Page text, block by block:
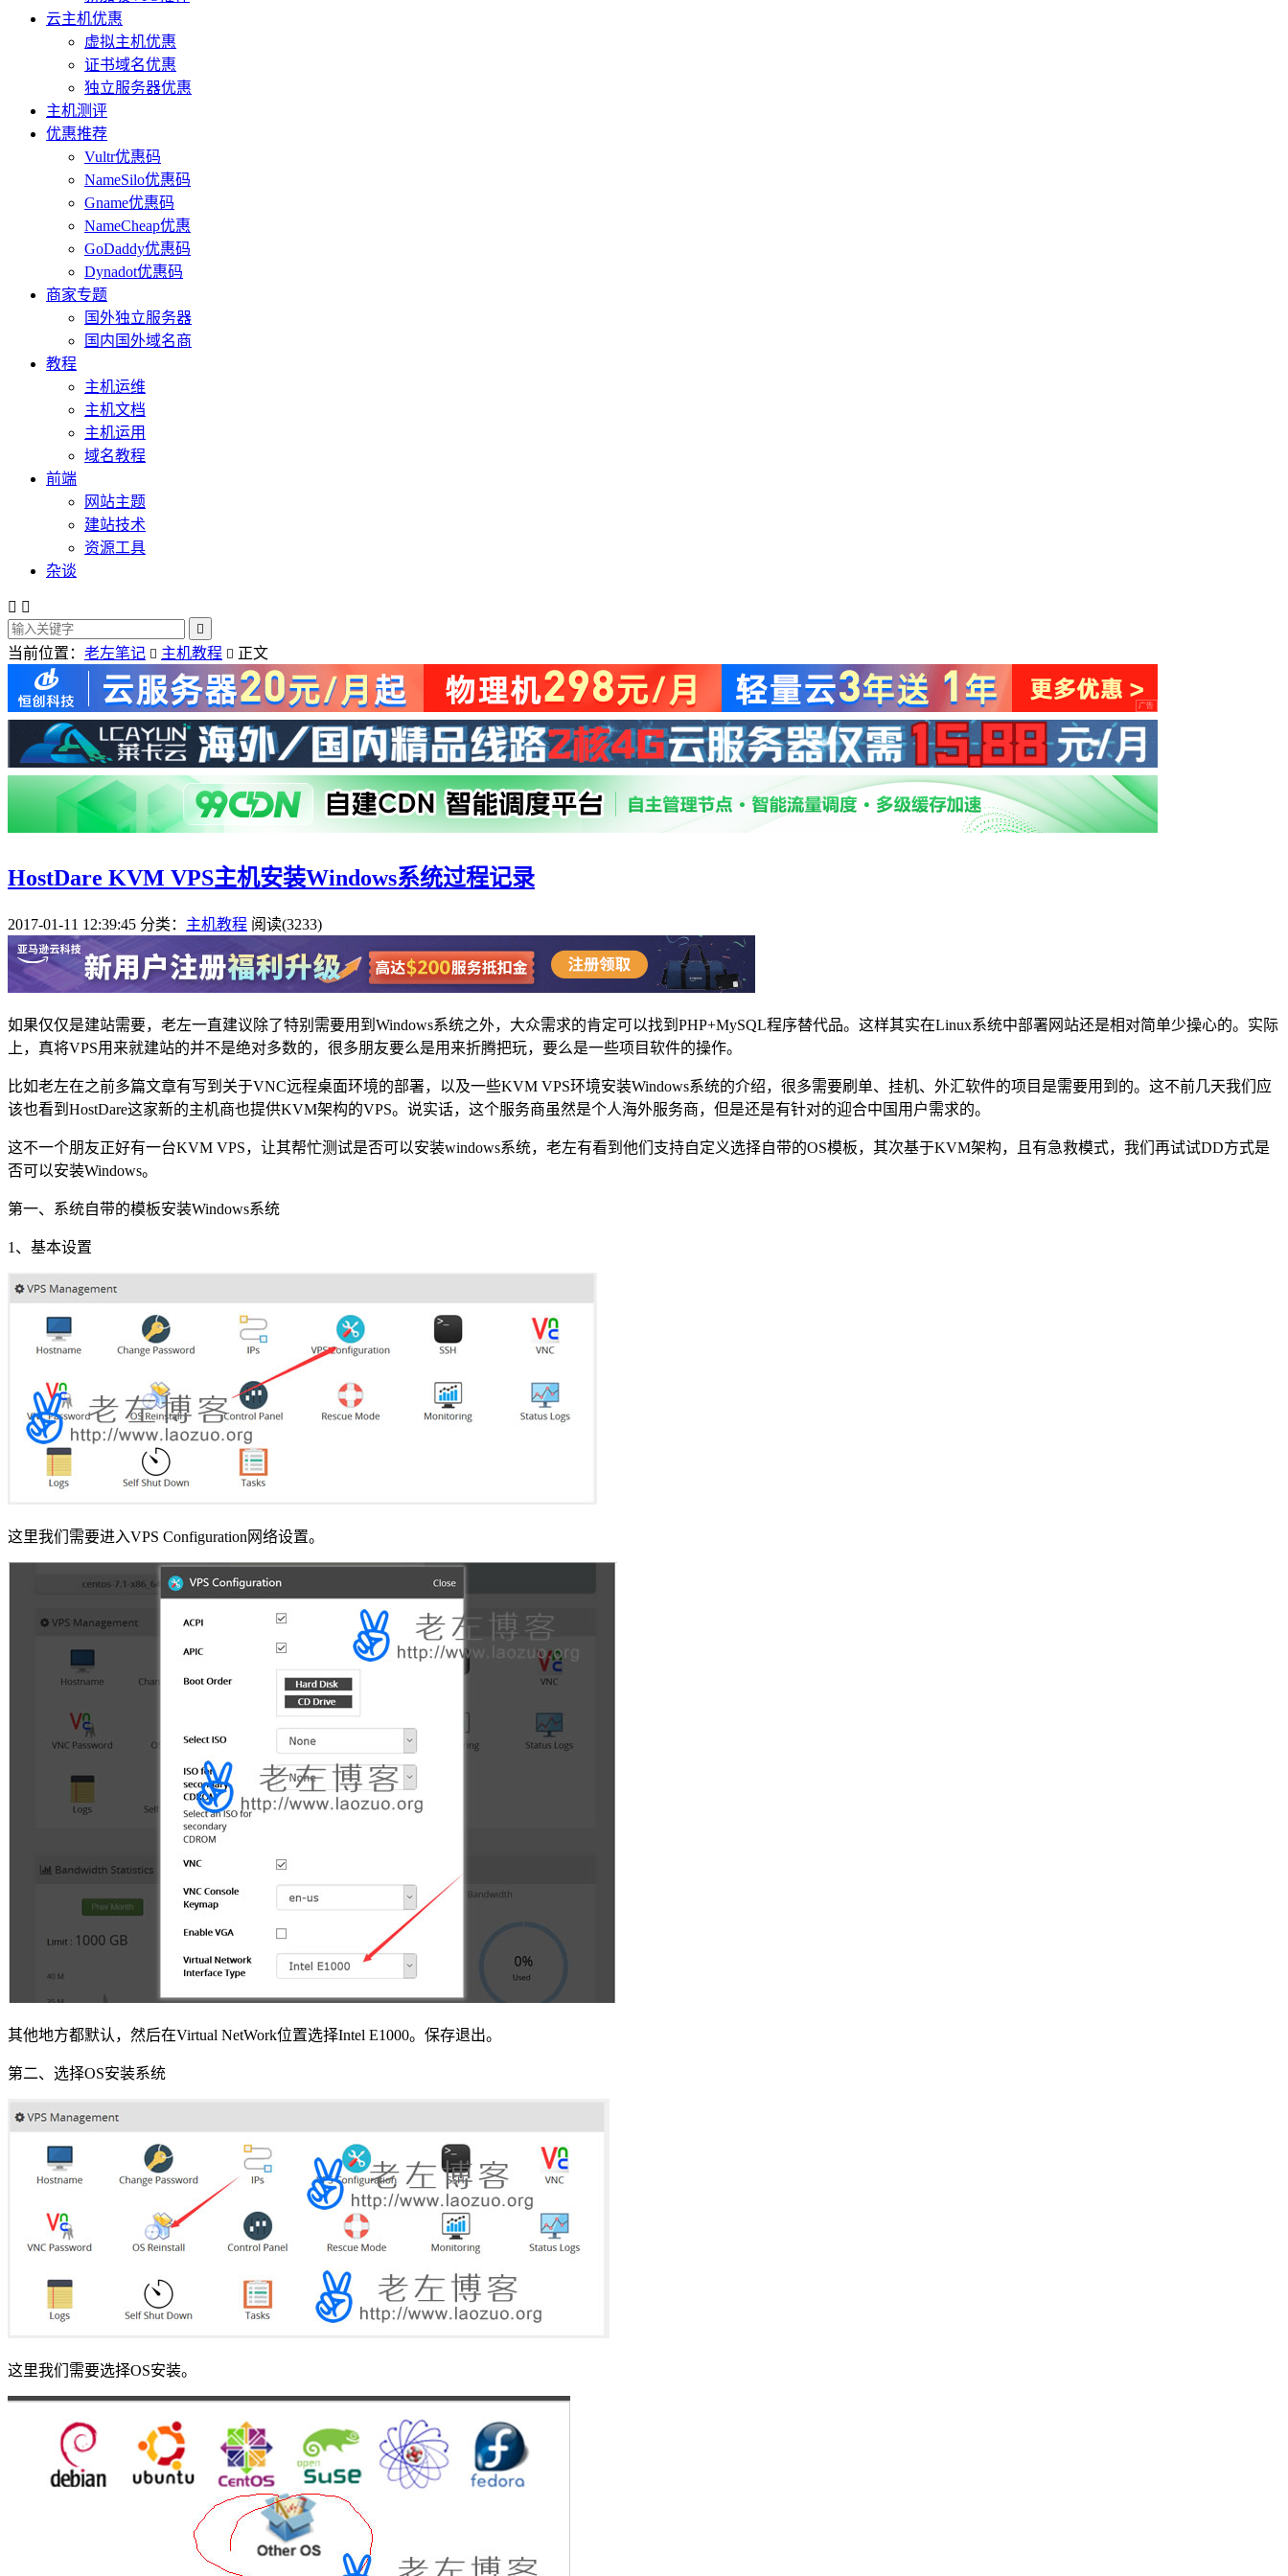
云主机优惠
虚拟主机优惠
证书域名优惠
独立服务器优惠
主机测评
优惠推荐
Vultr优惠码
NameSilo优惠码
Gname优惠码
NameCheap优惠
GoDaddy优惠码
Dynadot优惠码
商家专题
国外独立服务器
国内国外域名商
教程
主机运维
主机文档
主机运用
域名教程
前端
网站主题
建站技术
资源工具
杂谈
 

当前位置： 老左笔记  主机教程  正文
HostDare KVM VPS主机安装Windows系统过程记录
2017-01-11 12:39:45 分类： 主机教程 阅读(3233)
如果仅仅是建站需要，老左一直建议除了特别需要用到Windows系统之外，大众需求的肯定可以找到PHP+MySQL程序替代品。这样其实在Linux系统中部署网站还是相对简单少操心的。实际
上，真将VPS用来就建站的并不是绝对多数的，很多朋友要么是用来折腾把玩，要么是一些项目软件的操作。
比如老左在之前多篇文章有写到关于VNC远程桌面环境的部署，以及一些KVM VPS环境安装Windows系统的介绍，很多需要刷单、挂机、外汇软件的项目是需要用到的。这不前几天我们应
该也看到HostDare这家新的主机商也提供KVM架构的VPS。说实话，这个服务商虽然是个人海外服务商，但是还是有针对的迎合中国用户需求的。
这不一个朋友正好有一台KVM VPS，让其帮忙测试是否可以安装windows系统，老左有看到他们支持自定义选择自带的OS模板，其次基于KVM架构，且有急救模式，我们再试试DD方式是
否可以安装Windows。
第一、系统自带的模板安装Windows系统
1、基本设置
这里我们需要进入VPS Configuration网络设置。
其他地方都默认，然后在Virtual NetWork位置选择Intel E1000。保存退出。
第二、选择OS安装系统
这里我们需要选择OS安装。